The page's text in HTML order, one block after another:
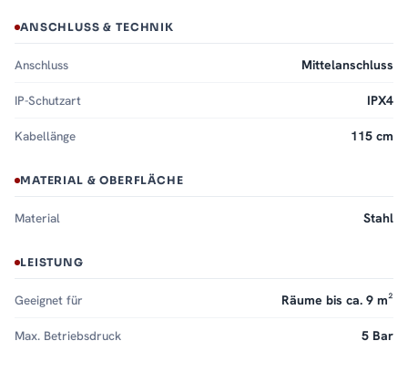
ANSCHLUSS & TECHNIK
Anschluss Mittelanschluss
IP-Schutzart IPX4
Kabellänge 115 cm
MATERIAL & OBERFLÄCHE
Material Stahl
LEISTUNG
Geeignet für Räume bis ca. 9 m²
Max. Betriebsdruck 5 Bar